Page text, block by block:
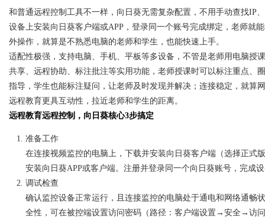
和普通远程控制工具不一样，向日葵无需复杂配置，不用手动查找IP
设备上安装向日葵客户端或APP，登录同一个账号完成绑定，老师就
外操作，就算是不熟悉电脑的老师和学生，也能快速上手。
适配性极强，支持电脑、手机、平板等多设备，不管是老师用电脑授
共享、远程协助、标注批注等实用功能，老师授课时可以标注重点、
指导，学生也能标注疑问，让老师及时发现并解决；连接稳定，就算
远程教育更具互动性，拉近老师和学生的距离。
远程教育远程控制，向日葵核心3步搞定
准备工作
在连接视频监控的电脑上，下载并安装向日葵客户端（选择正式
安装向日葵APP或客户端。注册并登录同一个向日葵账号，完成
调试检查
确认监控设备正常运行，且连接监控的电脑处于通电和网络通畅
全性，可在被控端设置访问密码（路径：客户端设置→安全→访